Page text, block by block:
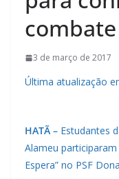
3 de março de 2017
Última atualização
HATÃ – Estudantes
Alameu
Espera” no PSF